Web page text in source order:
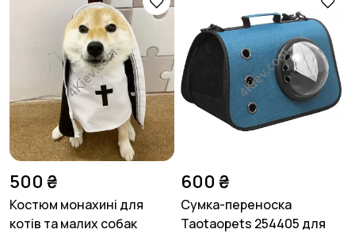
500 ₴
Костюм монахині для
котів та малих собак
600 ₴
Сумка-переноска
Taotaopets 254405 для